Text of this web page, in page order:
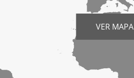
VER MAPA